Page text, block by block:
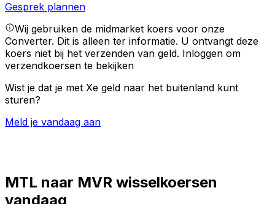
Gesprek plannen
Wij gebruiken de midmarket koers voor onze
Converter. Dit is alleen ter informatie. U ontvangt deze
koers niet bij het verzenden van geld. Inloggen om
verzendkoersen te bekijken
Wist je dat je met Xe geld naar het buitenland kunt
sturen?
Meld je vandaag aan
MTL naar MVR wisselkoersen
vandaag